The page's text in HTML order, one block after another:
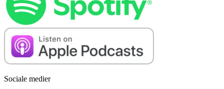
Sociale medier